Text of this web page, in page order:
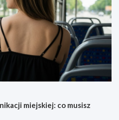
miejskiej: co musisz